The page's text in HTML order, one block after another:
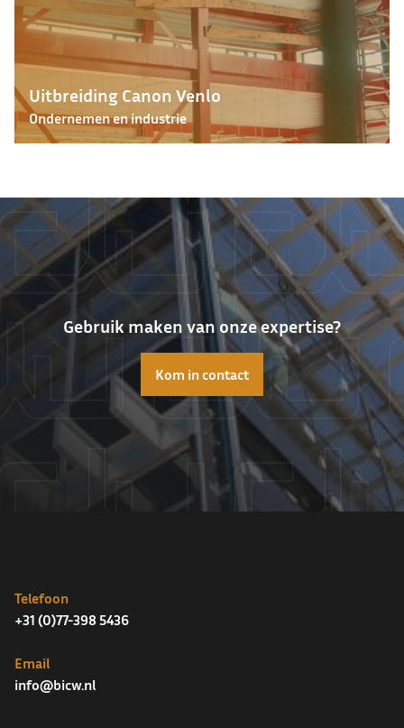
Uitbreiding Canon Venlo
Ondernemen en industrie
Gebruik maken van onze expertise?
Kom in contact
Telefoon
+31 (0)77-398 5436
Email
info@bicw.nl